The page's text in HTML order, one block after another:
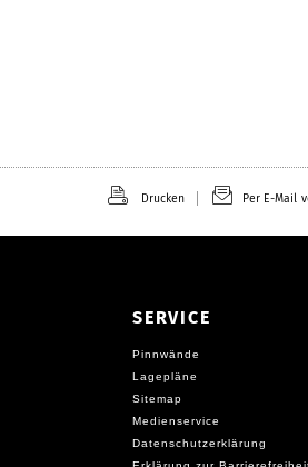
Drucken Per E-Mail
SERVICE
Pinnwände
Lagepläne
Sitemap
Medienservice
Datenschutzerklärung